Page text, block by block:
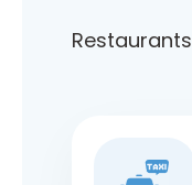
Restaurants